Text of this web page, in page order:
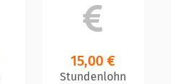
15,00 €
Stundenlohn